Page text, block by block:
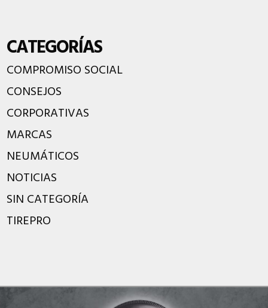
CATEGORÍAS
COMPROMISO SOCIAL
CONSEJOS
CORPORATIVAS
MARCAS
NEUMÁTICOS
NOTICIAS
SIN CATEGORÍA
TIREPRO